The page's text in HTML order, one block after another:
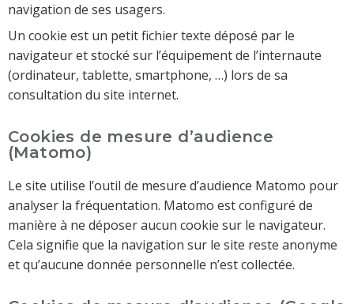
navigation de ses usagers.
Un cookie est un petit fichier texte déposé par le
navigateur et stocké sur l’équipement de l’internaute
(ordinateur, tablette, smartphone, …) lors de sa
consultation du site internet.
Cookies de mesure d’audience
(Matomo)
Le site utilise l’outil de mesure d’audience Matomo pour
analyser la fréquentation. Matomo est configuré de
manière à ne déposer aucun cookie sur le navigateur.
Cela signifie que la navigation sur le site reste anonyme
et qu’aucune donnée personnelle n’est collectée.